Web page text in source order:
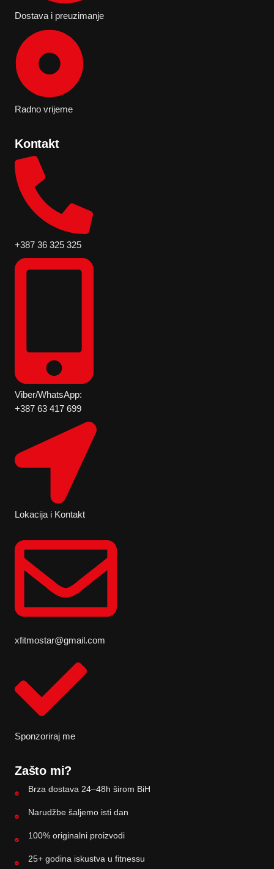
Dostava i preuzimanje
Radno vrijeme
Kontakt
+387 36 325 325
Viber/WhatsApp:
+387 63 417 699
Lokacija i Kontakt
xfitmostar@gmail.com
Sponzoriraj me
Zašto mi?
Brza dostava 24–48h širom BiH
Narudžbe šaljemo isti dan
100% originalni proizvodi
25+ godina iskustva u fitnessu